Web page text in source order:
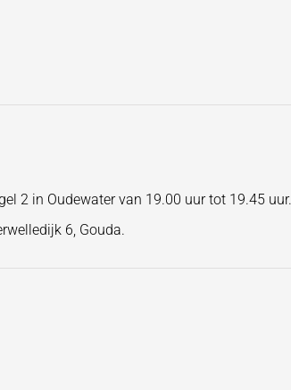
2 in Oudewater van 19.00 uur tot 19.45 uur.
6, Gouda.